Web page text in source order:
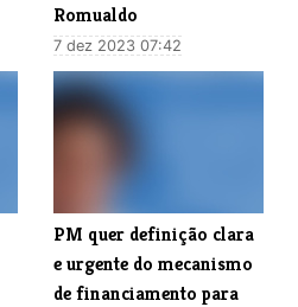
Romualdo
7 dez 2023 07:42
​PM quer definição clara
e urgente do mecanismo
de financiamento para